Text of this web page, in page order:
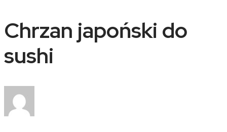
Chrzan japoński do
sushi